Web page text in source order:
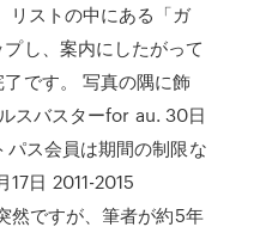
リストの中にある「ガ
し、案内にしたがって
です。 写真の隅に飾
スバスターfor au. 30日
ス会員は期間の制限な
17日 2011-2015
ですが、筆者が約5年